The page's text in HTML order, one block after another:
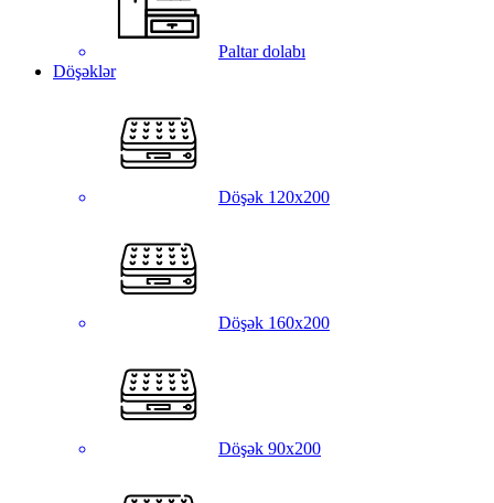
Paltar dolabı
Döşəklər
Döşək 120x200
Döşək 160x200
Döşək 90x200